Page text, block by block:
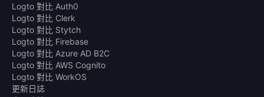
Logto 對比 Auth0
Logto 對比 Clerk
Logto 對比 Stytch
Logto 對比 Firebase
Logto 對比 Azure AD B2C
Logto 對比 AWS Cognito
Logto 對比 WorkOS
更新日誌